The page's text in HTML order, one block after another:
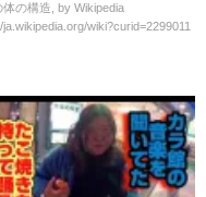
体の構造, by Wikipedia
ja.wikipedia.org/wiki?curid=2299011